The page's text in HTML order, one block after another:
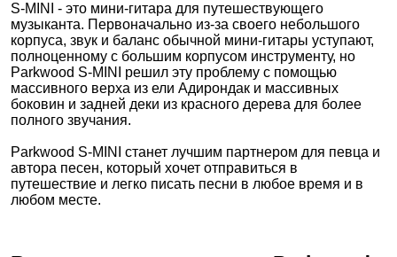
S-MINI - это мини-гитара для путешествующего
музыканта.‌ Первоначально из-за своего небольшого
корпуса, звук и баланс обычной мини-гитары уступают,
полноценному с большим корпусом инструменту, но
Parkwood S-MINI решил эту проблему с помощью
массивного верха из ели Адирондак и массивных
боковин и задней деки из красного дерева для более
полного звучания.
Parkwood S-MINI станет лучшим партнером для певца и
автора песен, который хочет отправиться в
путешествие и легко писать песни в любое время и в
любом месте.